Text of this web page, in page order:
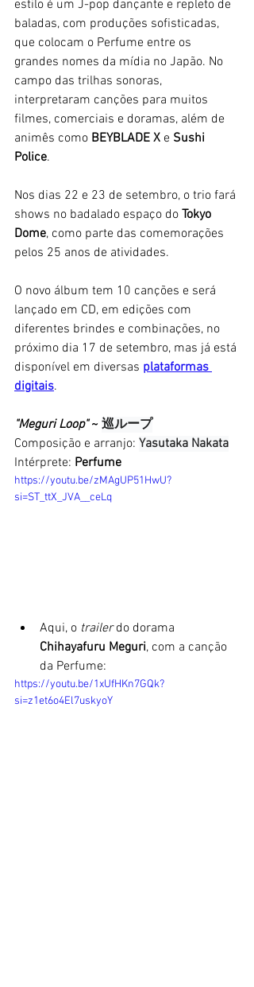
estilo é um J-pop dançante e repleto de
baladas, com produções sofisticadas,
que colocam o Perfume entre os
grandes nomes da mídia no Japão. No
campo das trilhas sonoras,
interpretaram canções para muitos
filmes, comerciais e doramas, além de
animês como BEYBLADE X e Sushi
Police.
Nos dias 22 e 23 de setembro, o trio fará
shows no badalado espaço do Tokyo
Dome, como parte das comemorações
pelos 25 anos de atividades.
O novo álbum tem 10 canções e será
lançado em CD, em edições com
diferentes brindes e combinações, no
próximo dia 17 de setembro, mas já está
disponível em diversas plataformas
digitais.
"Meguri Loop" ~ 巡ループ
Composição e arranjo: Yasutaka Nakata
Intérprete: Perfume
https://youtu.be/zMAgUP51HwU?
si=ST_ttX_JVA__ceLq
Aqui, o trailer do dorama
Chihayafuru Meguri, com a canção
da Perfume:
https://youtu.be/1xUfHKn7GQk?
si=z1et6o4El7uskyoY